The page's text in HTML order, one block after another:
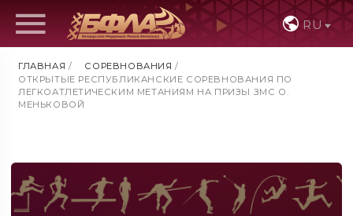
RU
ГЛАВНАЯ / СОРЕВНОВАНИЯ /
ОТКРЫТЫЕ РЕСПУБЛИКАНСКИЕ СОРЕВНОВАНИЯ ПО
ЛЕГКОАТЛЕТИЧЕСКИМ МЕТАНИЯМ НА ПРИЗЫ ЗМС О.
МЕНЬКОВОЙ